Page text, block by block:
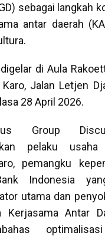
sebagai langkah
antar daerah
di Aula
Jalan Letjen
28 April 2026.
Group
pelaku usaha
pemangku
Indonesia
utama dan
Kerjasama Antar